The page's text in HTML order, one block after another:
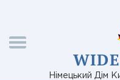
Німецький Дім